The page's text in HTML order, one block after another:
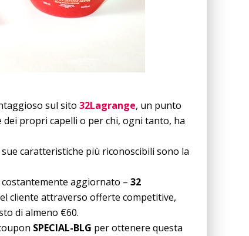
sul sito 32Lagrange, un punto
propri capelli o per chi, ogni tanto, ha
caratteristiche più riconoscibili sono la
aggiornato – 32
cliente attraverso offerte competitive,
di almeno €60.
SPECIAL-BLG per ottenere questa